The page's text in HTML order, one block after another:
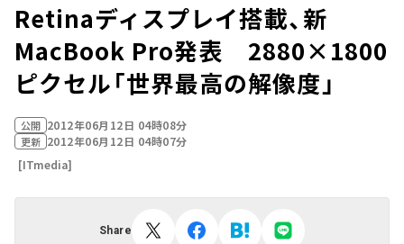
Retinaディスプレイ搭載、新
MacBook Pro発表 2880×1800
ピクセル「世界最高の解像度」
公開 2012年06月12日 04時08分
更新 2012年06月12日 04時07分
[ITmedia]
Share